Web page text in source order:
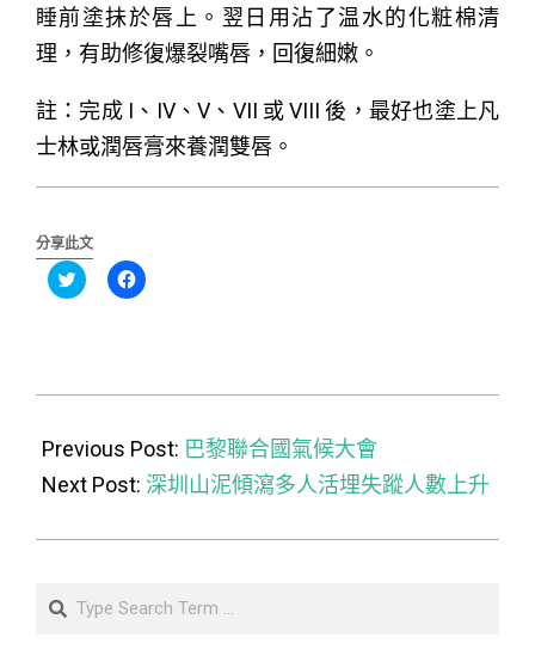
睡前塗抺於唇上。翌日用沾了温水的化粧棉清
理，有助修復爆裂嘴唇，回復細嫩。
註：完成 I、IV、V、VII 或 VIII 後，最好也塗上凡
士林或潤唇膏來養潤雙唇。
分享此文
分
享
開
按
一
新
中
開
啟)
12-
20
Previous Post: 巴黎聯合國氣候大會
Next Post: 深圳山泥傾瀉多人活埋失蹤人數上升
Search